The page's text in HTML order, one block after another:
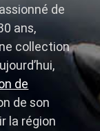
de
ans,
collection
de
de son
la région